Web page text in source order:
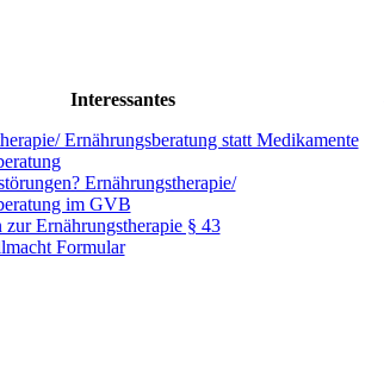
Interessantes
Ernährungsberatung statt Medikamente
Ernährungstherapie/
im GVB
Ernährungstherapie § 43
Formular